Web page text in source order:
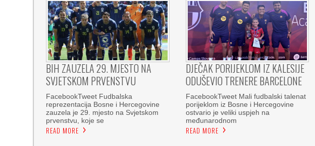
BIH ZAUZELA 29. MJESTO NA
SVJETSKOM PRVENSTVU
FacebookTweet Fudbalska
reprezentacija Bosne i Hercegovine
zauzela je 29. mjesto na Svjetskom
prvenstvu, koje se
READ MORE
DJEČAK PORIJEKLOM IZ KALESIJE
ODUŠEVIO TRENERE BARCELONE
FacebookTweet Mali fudbalski talenat
porijeklom iz Bosne i Hercegovine
ostvario je veliki uspjeh na
međunarodnom
READ MORE